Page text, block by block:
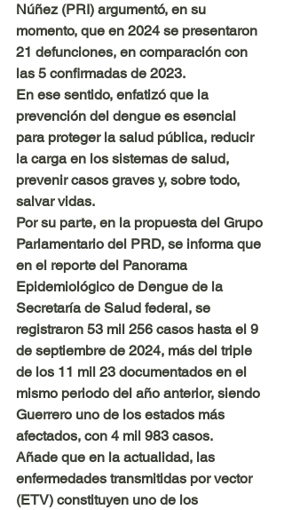
Núñez (PRI) argumentó, en su
momento, que en 2024 se presentaron
21 defunciones, en comparación con
las 5 confirmadas de 2023.
En ese sentido, enfatizó que la
prevención del dengue es esencial
para proteger la salud pública, reducir
la carga en los sistemas de salud,
prevenir casos graves y, sobre todo,
salvar vidas.
Por su parte, en la propuesta del Grupo
Parlamentario del PRD, se informa que
en el reporte del Panorama
Epidemiológico de Dengue de la
Secretaría de Salud federal, se
registraron 53 mil 256 casos hasta el 9
de septiembre de 2024, más del triple
de los 11 mil 23 documentados en el
mismo periodo del año anterior, siendo
Guerrero uno de los estados más
afectados, con 4 mil 983 casos.
Añade que en la actualidad, las
enfermedades transmitidas por vector
(ETV) constituyen uno de los